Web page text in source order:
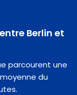
Berlin et
parcourent une
du